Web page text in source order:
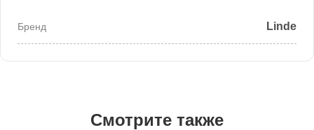
Бренд Linde
Смотрите также